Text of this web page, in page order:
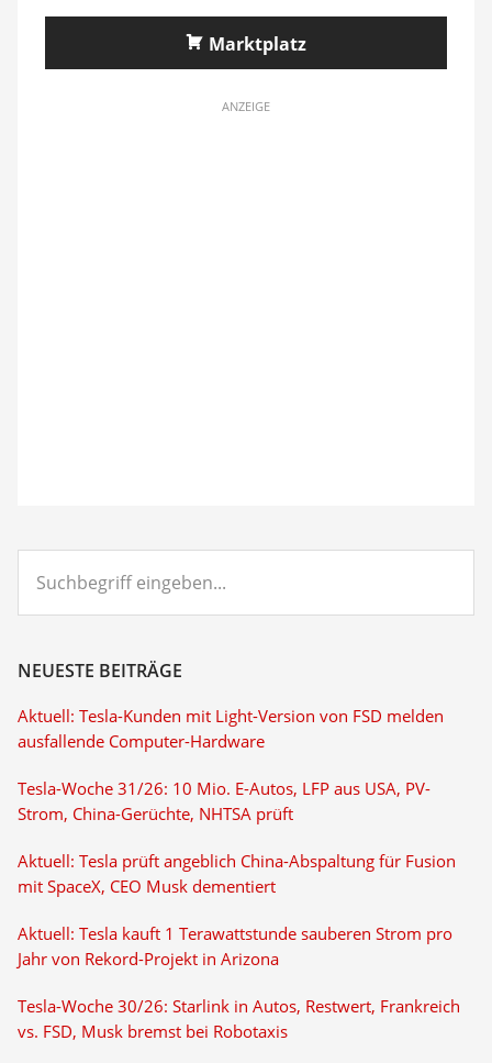
Marktplatz
ANZEIGE
eingeben...
NEUESTE BEITRÄGE
Aktuell: Tesla-Kunden mit Light-Version von FSD melden
ausfallende Computer-Hardware
Tesla-Woche 31/26: 10 Mio. E-Autos, LFP aus USA, PV-
Strom, China-Gerüchte, NHTSA prüft
Aktuell: Tesla prüft angeblich China-Abspaltung für Fusion
mit SpaceX, CEO Musk dementiert
Aktuell: Tesla kauft 1 Terawattstunde sauberen Strom pro
Jahr von Rekord-Projekt in Arizona
Tesla-Woche 30/26: Starlink in Autos, Restwert, Frankreich
vs. FSD, Musk bremst bei Robotaxis